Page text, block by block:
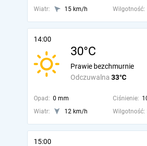
Wiatr:
15 km/h Wilgotność:
14:00
30°C
Odczuwalna 33°C
Prawie bezchmurnie
Opad: 0 mm Ciśnienie:
Wiatr:
12 km/h Wilgotność:
15:00